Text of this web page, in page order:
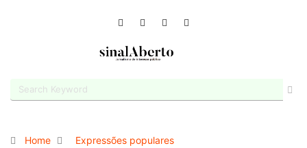
Home
Expressões populares